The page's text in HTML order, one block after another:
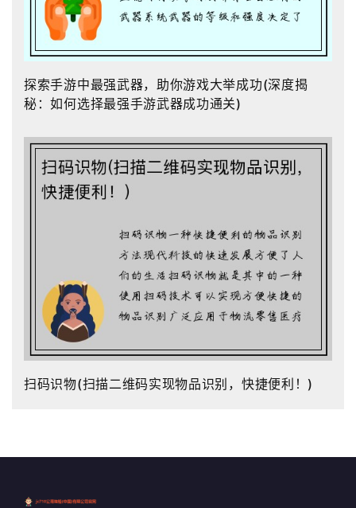
探索手游中最强武器，助你游戏大举成功(深度揭
秘：如何选择最强手游武器成功通关)
扫码识物(扫描二维码实现物品识别，快捷便利！)